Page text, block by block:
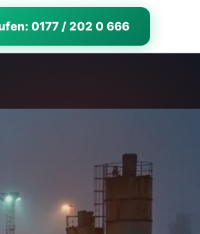
0177 / 202 0 666